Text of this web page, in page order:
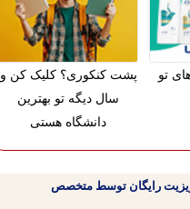
تو
پشت کنکوری؟ کلیک کن و
سال دیگه تو بهترین
دانشگاه هستی
ویزیت رایگان توسط متخصص